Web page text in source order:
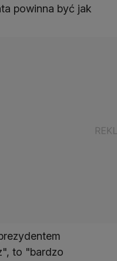
powinna być jak
to "bardzo